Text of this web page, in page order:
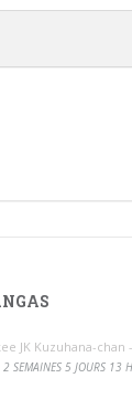
JK Kuzuhana-chan
SEMAINES 5 JOURS 13